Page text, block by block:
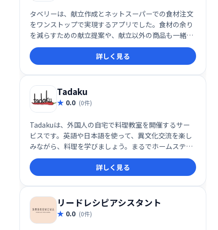
タベリーは、献立作成とネットスーパーでの食材注文
をワンストップで実現するアプリでした。食材の余り
を減らすための献立提案や、献立以外の商品も一緒に
注文できる便利な機能を提供していました。（※サー
ビスは終了しています）詳しく見る
Tadaku
0.0 (0件)
Tadakuは、外国人の自宅で料理教室を開催するサー
ビスです。英語や日本語を使って、異文化交流を楽し
みながら、料理を学びましょう。まるでホームステイ
のような体験で、外国の文化や言葉を身近に感じられ
ます。楽しく学べる新しいスタイルの料理教室です。
詳しく見る
リードレシピアシスタント
0.0 (0件)